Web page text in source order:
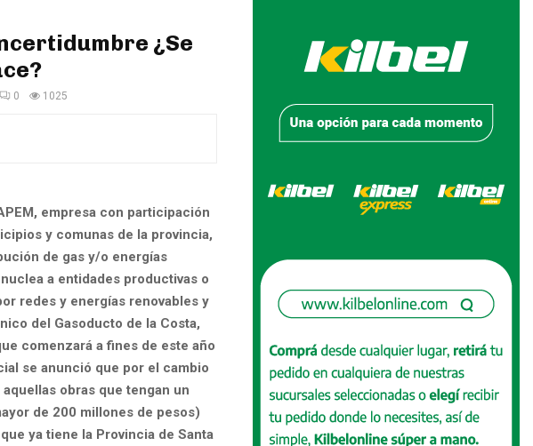
¿Se
0 1025
empresa con participación
y comunas de la provincia,
de gas y/o energías
a entidades productivas o
redes y energías renovables y
del Gasoducto de la Costa,
comenzará a fines de este año
se anunció que por el cambio
obras que tengan un
de 200 millones de pesos)
ya tiene la Provincia de Santa